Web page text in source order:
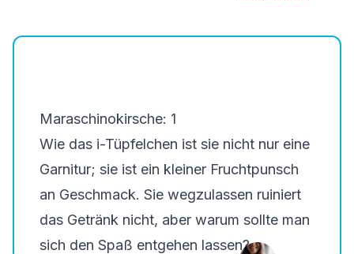
Maraschinokirsche: 1
Wie das i-Tüpfelchen ist sie nicht nur eine
Garnitur; sie ist ein kleiner Fruchtpunsch
an Geschmack. Sie wegzulassen ruiniert
das Getränk nicht, aber warum sollte man
sich den Spaß entgehen lassen?